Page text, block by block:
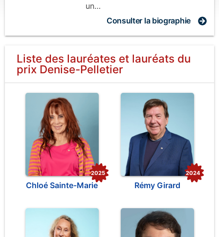
un…
Consulter la biographie
Liste des lauréates et lauréats du
prix Denise-Pelletier
Chloé Sainte-Marie
2025
Rémy Girard
2024